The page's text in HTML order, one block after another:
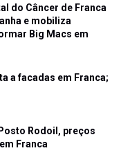
do Câncer de Franca
e mobiliza
Big Macs em
a facadas em Franca;
Rodoil, preços
Franca